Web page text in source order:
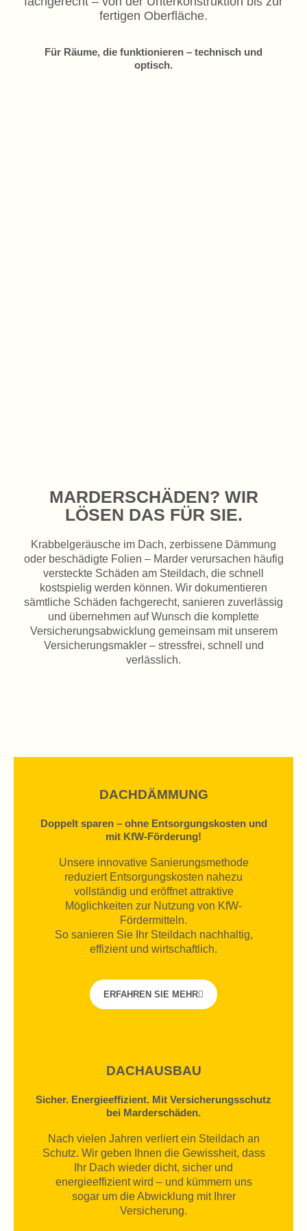
fertigen Oberfläche.
Für Räume, die funktionieren – technisch und
optisch.
MARDERSCHÄDEN? WIR
LÖSEN DAS FÜR SIE.
Krabbelgeräusche im Dach, zerbissene Dämmung
oder beschädigte Folien – Marder verursachen häufig
versteckte Schäden am Steildach, die schnell
kostspielig werden können. Wir dokumentieren
sämtliche Schäden fachgerecht, sanieren zuverlässig
und übernehmen auf Wunsch die komplette
Versicherungsabwicklung gemeinsam mit unserem
Versicherungsmakler – stressfrei, schnell und
verlässlich.
DACHDÄMMUNG
Doppelt sparen – ohne Entsorgungskosten und
mit KfW-Förderung!
Unsere innovative Sanierungsmethode
reduziert Entsorgungskosten nahezu
vollständig und eröffnet attraktive
Möglichkeiten zur Nutzung von KfW-
Fördermitteln.
So sanieren Sie Ihr Steildach nachhaltig,
effizient und wirtschaftlich.
ERFAHREN SIE MEHR
DACHAUSBAU
Sicher. Energieeffizient. Mit Versicherungsschutz
bei Marderschäden.
Nach vielen Jahren verliert ein Steildach an
Schutz. Wir geben Ihnen die Gewissheit, dass
Ihr Dach wieder dicht, sicher und
energieeffizient wird – und kümmern uns
sogar um die Abwicklung mit Ihrer
Versicherung.